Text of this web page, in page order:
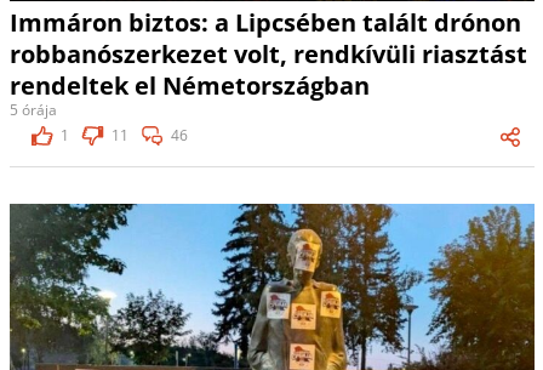
Immáron biztos: a Lipcsében talált drónon
robbanószerkezet volt, rendkívüli riasztást
rendeltek el Németországban
5 órája
1
11 46